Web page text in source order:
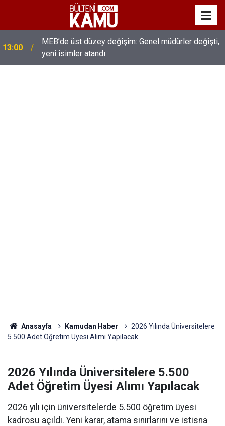
13:00
MEB’de üst düzey değişim: Genel müdürler değişti,
yeni isimler atandı
Anasayfa Kamudan Haber
2026 Yılında Üniversitelere
5.500 Adet Öğretim Üyesi Alımı Yapılacak
2026 Yılında Üniversitelere 5.500
Adet Öğretim Üyesi Alımı Yapılacak
2026 yılı için üniversitelerde 5.500 öğretim üyesi
kadrosu açıldı. Yeni karar, atama sınırlarını ve istisna